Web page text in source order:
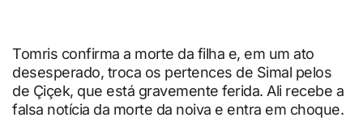
Tomris confirma a morte da filha e, em um ato
desesperado, troca os pertences de Simal pelos
de Çiçek, que está gravemente ferida. Ali recebe a
falsa notícia da morte da noiva e entra em choque.